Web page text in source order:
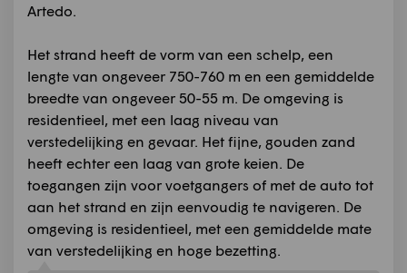
Artedo.
Het strand heeft de vorm van een schelp, een
lengte van ongeveer 750-760 m en een gemiddelde
breedte van ongeveer 50-55 m. De omgeving is
residentieel, met een laag niveau van
verstedelijking en gevaar. Het fijne, gouden zand
heeft echter een laag van grote keien. De
toegangen zijn voor voetgangers of met de auto tot
aan het strand en zijn eenvoudig te navigeren. De
omgeving is residentieel, met een gemiddelde mate
van verstedelijking en hoge bezetting.